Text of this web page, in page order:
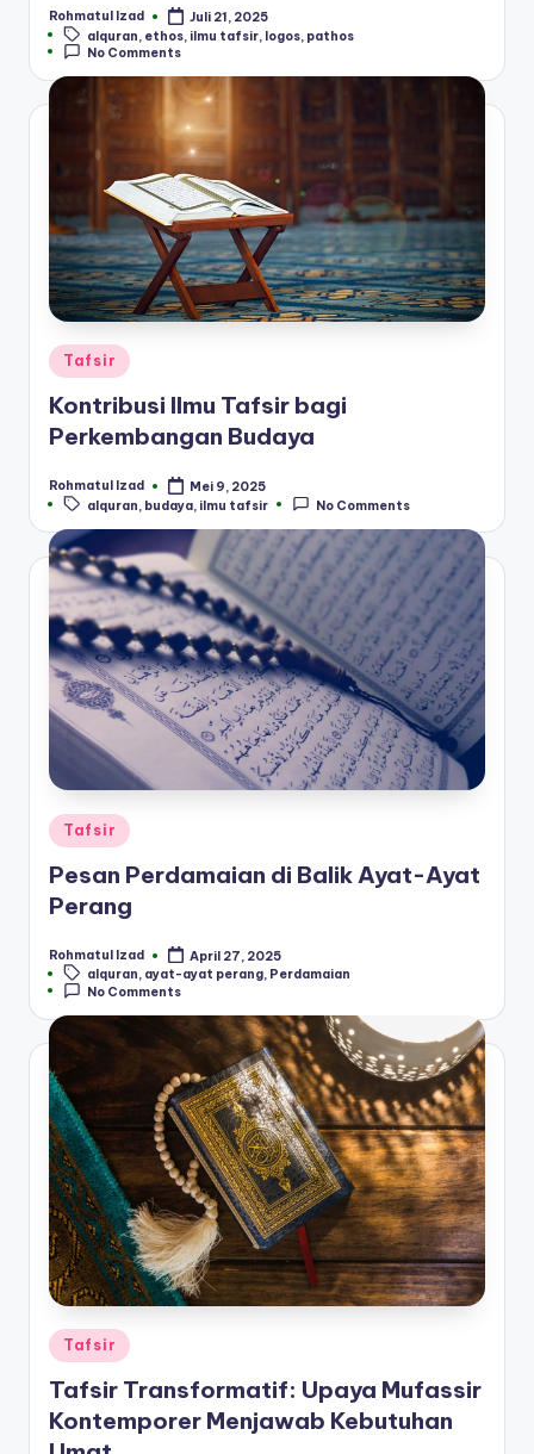
Posted
by
Rohmatul Izad
Juli 21, 2025
Tags:alquran ethos ilmu tafsir logos pathos
No Comments
Posted
in
Tafsir
Kontribusi Ilmu Tafsir bagi
Perkembangan Budaya
Posted
by
Rohmatul Izad Mei 9, 2025
Tags:
alquran budaya ilmu tafsir No Comments
Posted
in
Tafsir
Pesan Perdamaian di Balik Ayat-Ayat
Perang
Posted
by
Rohmatul Izad
April 27, 2025
Tags:alquran, ayat-ayat perang, Perdamaian
No Comments
Posted
in
Tafsir
Tafsir Transformatif: Upaya Mufassir
Kontemporer Menjawab Kebutuhan